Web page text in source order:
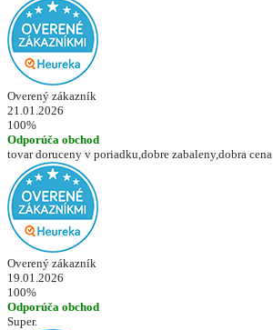
Overený zákazník
21.01.2026
100%
Odporúča obchod
tovar doruceny v poriadku,dobre zabaleny,dobra cena
Overený zákazník
19.01.2026
100%
Odporúča obchod
Super.